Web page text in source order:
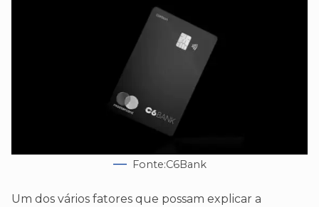
Fonte:C6Bank
Um dos vários fatores que possam explicar a